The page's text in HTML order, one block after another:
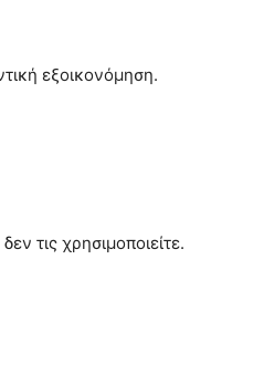
εξοικονόμηση.
τις χρησιμοποιείτε.